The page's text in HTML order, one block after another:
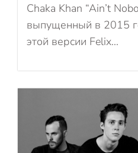
Chaka Khan “Ain’t
выпущенный в 2015
этой версии Felix...